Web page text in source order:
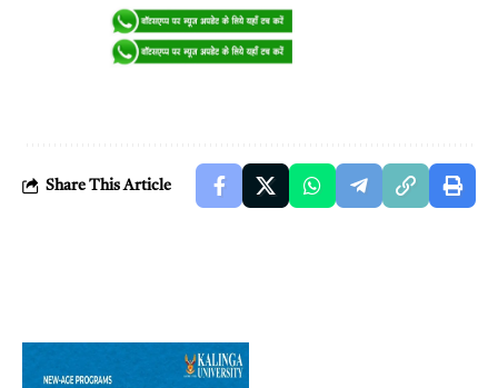
Share This Article